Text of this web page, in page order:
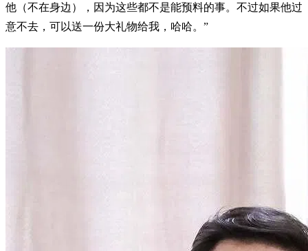
他（不在身边），因为这些都不是能预料的事。不过如果他过
意不去，可以送一份大礼物给我，哈哈。”